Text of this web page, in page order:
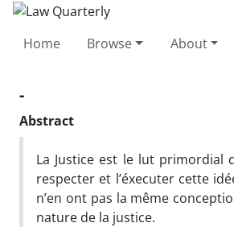
Home Browse About
-
Abstract
La Justice est le lut primordial
respecter et l’éxecuter cette
n’en ont pas la même
nature de la justice.